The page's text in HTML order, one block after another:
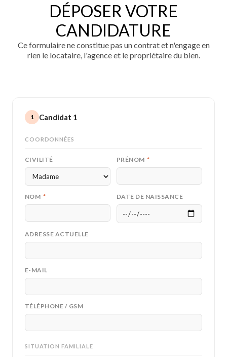
DÉPOSER VOTRE
CANDIDATURE
Ce formulaire ne constitue pas un contrat et n'engage en
rien le locataire, l'agence et le propriétaire du bien.
1 Candidat 1
COORDONNÉES
CIVILITÉ PRÉNOM *
NOM * DATE DE NAISSANCE
ADRESSE ACTUELLE
E-MAIL
TÉLÉPHONE / GSM
SITUATION FAMILIALE